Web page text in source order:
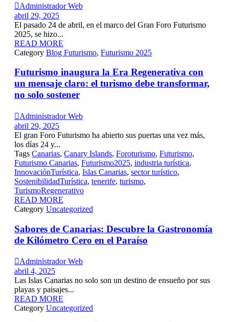
Administrador Web
abril 29, 2025
El pasado 24 de abril, en el marco del Gran Foro Futurismo
2025, se hizo...
READ MORE
Category Blog Futurismo, Futurismo 2025
Futurismo inaugura la Era Regenerativa con
un mensaje claro: el turismo debe transformar,
no solo sostener
Administrador Web
abril 29, 2025
El gran Foro Futurismo ha abierto sus puertas una vez más,
los días 24 y...
Tags Canarias, Canary Islands, Foroturismo, Futurismo,
Futurismo Canarias, Futurismo2025, industria turística,
InnovaciónTurística, Islas Canarias, sector turístico,
SostenibilidadTurística, tenerife, turismo,
TurismoRegenerativo
READ MORE
Category Uncategorized
Sabores de Canarias: Descubre la Gastronomía
de Kilómetro Cero en el Paraíso
Administrador Web
abril 4, 2025
Las Islas Canarias no solo son un destino de ensueño por sus
playas y paisajes...
READ MORE
Category Uncategorized